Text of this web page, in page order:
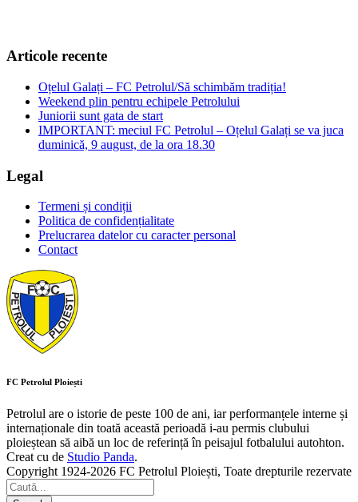
Articole recente
Oțelul Galați – FC Petrolul/Să schimbăm tradiția!
Weekend plin pentru echipele Petrolului
Juniorii sunt gata de start
IMPORTANT: meciul FC Petrolul – Oțelul Galați se va juca
duminică, 9 august, de la ora 18.30
Legal
Termeni și condiții
Politica de confidențialitate
Prelucrarea datelor cu caracter personal
Contact
FC Petrolul Ploiești
Petrolul are o istorie de peste 100 de ani, iar performanțele interne și
internaționale din toată această perioadă i-au permis clubului
ploieștean să aibă un loc de referință în peisajul fotbalului autohton.
Creat cu de Studio Panda.
Copyright 1924-2026 FC Petrolul Ploiești, Toate drepturile rezervate